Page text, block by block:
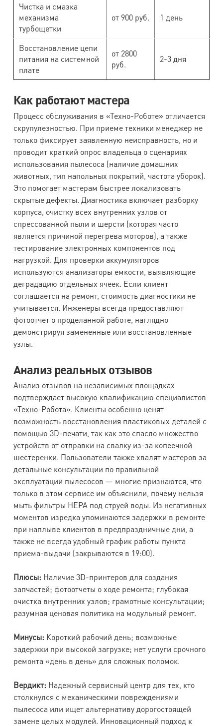
Чистка и смазка
механизма
турбощетки
от 900 руб. 1 день
Восстановление цепи
питания на системной
плате
от 2800
руб.
2-3 дня
Как работают мастера
Процесс обслуживания в «Техно-Роботе» отличается
скрупулезностью. При приеме техники менеджер не
только фиксирует заявленную неисправность, но и
проводит краткий опрос владельца о сценариях
использования пылесоса (наличие домашних
животных, тип напольных покрытий, частота уборок).
Это помогает мастерам быстрее локализовать
скрытые дефекты. Диагностика включает разборку
корпуса, очистку всех внутренних узлов от
спрессованной пыли и шерсти (которая часто
является причиной перегрева моторов), а также
тестирование электронных компонентов под
нагрузкой. Для проверки аккумуляторов
используются анализаторы емкости, выявляющие
деградацию отдельных ячеек. Если клиент
соглашается на ремонт, стоимость диагностики не
учитывается. Инженеры всегда предоставляют
фотоотчет о проделанной работе, наглядно
демонстрируя замененные или восстановленные
узлы.
Анализ реальных отзывов
Анализ отзывов на независимых площадках
подтверждает высокую квалификацию специалистов
«Техно-Робота». Клиенты особенно ценят
возможность восстановления пластиковых деталей с
помощью 3D-печати, так как это спасло множество
устройств от отправки на свалку из-за копеечной
шестеренки. Пользователи также хвалят мастеров за
детальные консультации по правильной
эксплуатации пылесосов — многие признаются, что
только в этом сервисе им объяснили, почему нельзя
мыть фильтры HEPA под струей воды. Из негативных
моментов изредка упоминаются задержки в ремонте
при наплыве клиентов в предпраздничные дни, а
также не всегда удобный график работы пункта
приема-выдачи (закрываются в 19:00).
Плюсы: Наличие 3D-принтеров для создания
запчастей; фотоотчеты о ходе ремонта; глубокая
очистка внутренних узлов; грамотные консультации;
разумная ценовая политика на модульный ремонт.
Минусы: Короткий рабочий день; возможные
задержки при высокой загрузке; нет услуги срочного
ремонта «день в день» для сложных поломок.
Вердикт: Надежный сервисный центр для тех, кто
столкнулся с механическими повреждениями
пылесоса или ищет альтернативу дорогостоящей
замене целых модулей. Инновационный подход к